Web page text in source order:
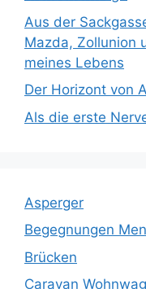
Aus der
Mazda, Zollunion
meines Lebens
Der Horizont von
Als die erste
Asperger
Begegnungen
Brücken
Caravan